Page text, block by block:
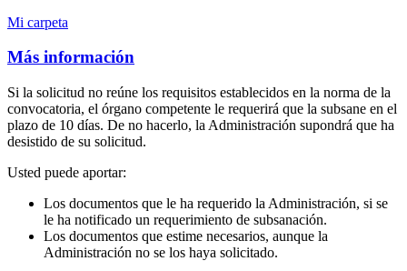
Mi carpeta
Más información
Si la solicitud no reúne los requisitos establecidos en la norma de la
convocatoria, el órgano competente le requerirá que la subsane en el
plazo de 10 días. De no hacerlo, la Administración supondrá que ha
desistido de su solicitud.
Usted puede aportar:
Los documentos que le ha requerido la Administración, si se
le ha notificado un requerimiento de subsanación.
Los documentos que estime necesarios, aunque la
Administración no se los haya solicitado.